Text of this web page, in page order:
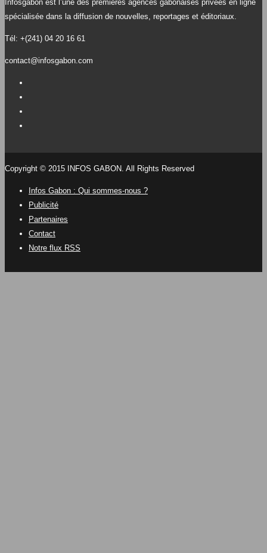
Infosgabon est l’une des premières agences gabonaises privées en ligne
spécialisée dans la diffusion de nouvelles, reportages et éditoriaux.
Tél: +(241) 04 20 16 61
contact@infosgabon.com
Copyright © 2015 INFOS GABON. All Rights Reserved
Infos Gabon : Qui sommes-nous ?
Publicité
Partenaires
Contact
Notre flux RSS